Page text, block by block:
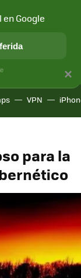
VPN
para la
×
Google